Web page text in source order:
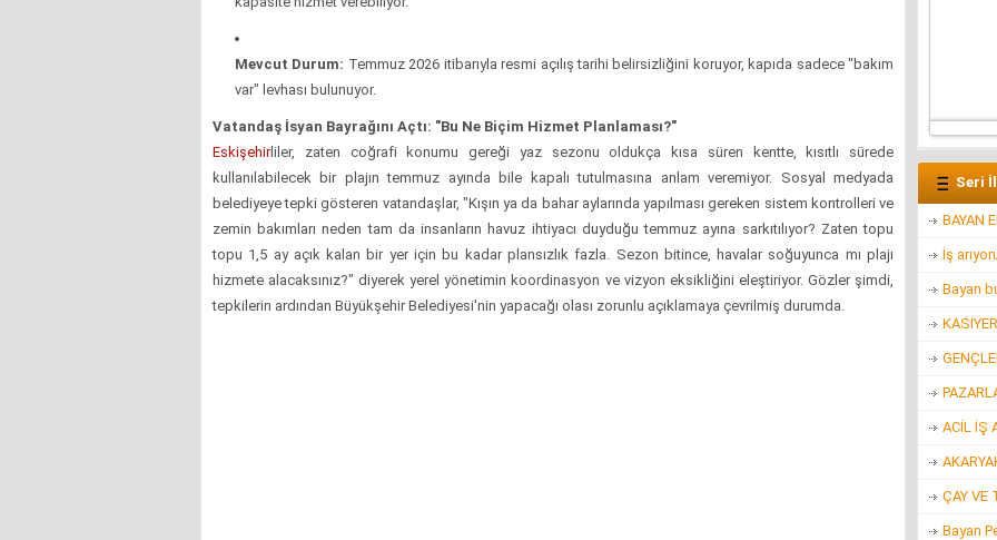
Mevcut Durum: Temmuz 2026 itibarıyla resmi açılış tarihi belirsizliğini koruyor, kapıda sadece "bakım
var" levhası bulunuyor.
Vatandaş İsyan Bayrağını Açtı: "Bu Ne Biçim Hizmet Planlaması?"
Eskişehirliler, zaten coğrafi konumu gereği yaz sezonu oldukça kısa süren kentte, kısıtlı sürede
kullanılabilecek bir plajın temmuz ayında bile kapalı tutulmasına anlam veremiyor. Sosyal medyada
belediyeye tepki gösteren vatandaşlar, "Kışın ya da bahar aylarında yapılması gereken sistem kontrolleri ve
zemin bakımları neden tam da insanların havuz ihtiyacı duyduğu temmuz ayına sarkıtılıyor? Zaten topu
topu 1,5 ay açık kalan bir yer için bu kadar plansızlık fazla. Sezon bitince, havalar soğuyunca mı plajı
hizmete alacaksınız?" diyerek yerel yönetimin koordinasyon ve vizyon eksikliğini eleştiriyor. Gözler şimdi,
tepkilerin ardından Büyükşehir Belediyesi'nin yapacağı olası zorunlu açıklamaya çevrilmiş durumda.
Seri
BAYAN
İş
Bayan
KASİYER
ACİL İŞ
ÇAY VE
Bayan